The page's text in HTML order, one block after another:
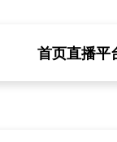
首页直播平